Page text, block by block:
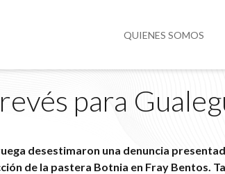
QUIENES SOMOS
para
desestimaron una denuncia
de la pastera Botnia en Fray Bentos.